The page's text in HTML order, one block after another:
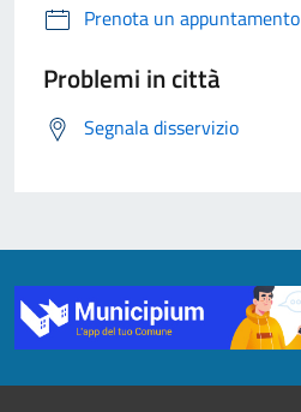
Prenota un appuntamento
Problemi in città
Segnala disservizio